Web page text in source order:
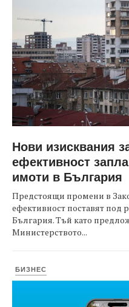
Нови изисквания
ефективност
имоти в България
Предстоящи промени в
ефективност поставят под
България. Тъй като
Министерството...
БИЗНЕС